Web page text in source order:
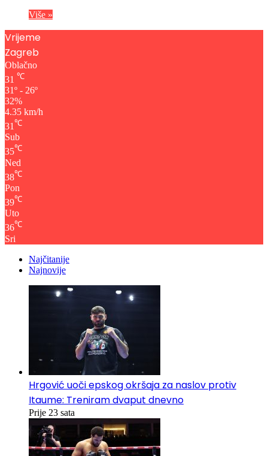
Više »
Vrijeme
Zagreb
Oblačno
31 ℃
31º - 26º
32%
4.35 km/h
31 ℃
Sub
35℃
Ned
38℃
Pon
39℃
Uto
36℃
Sri
Najčitanije
Najnovije
Hrgović uoči epskog okršaja za naslov protiv
Itaume: Treniram dvaput dnevno
Prije 23 sata